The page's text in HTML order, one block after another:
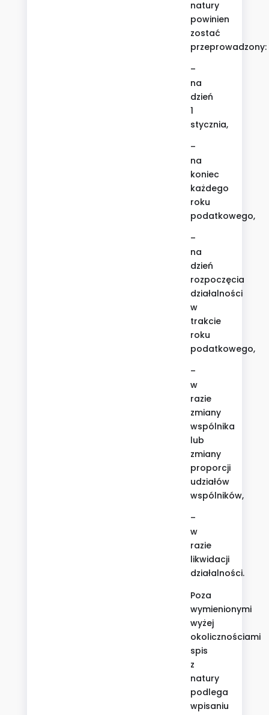
natury
powinien
zostać
przeprowadzony:
–
na
dzień
1
stycznia,
–
na
koniec
każdego
roku
podatkowego,
–
na
dzień
rozpoczęcia
działalności
w
trakcie
roku
podatkowego,
–
w
razie
zmiany
wspólnika
lub
zmiany
proporcji
udziałów
wspólników,
–
w
razie
likwidacji
działalności.
Poza
wymienionymi
wyżej
okolicznościami
spis
z
natury
podlega
wpisaniu